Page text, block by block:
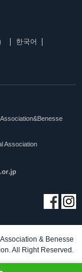
한국어
Association
& Benesse
All Right Reserved.